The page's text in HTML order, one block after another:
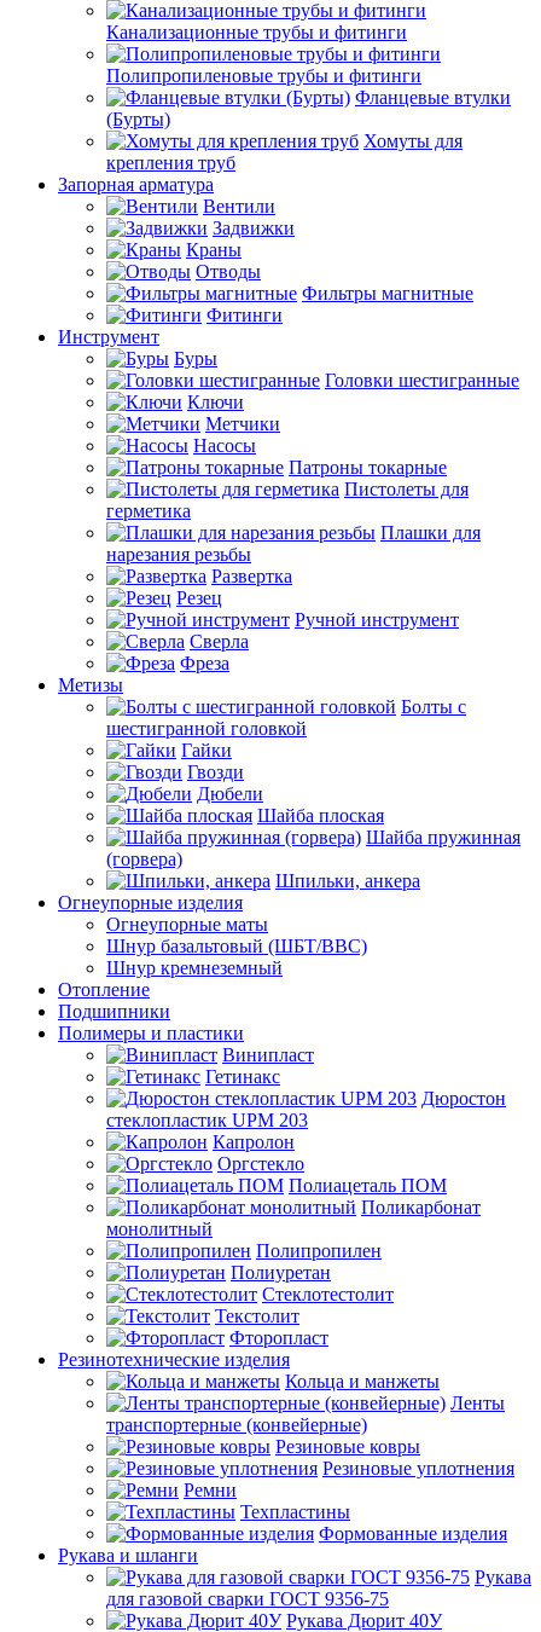
Канализационные трубы и фитинги
Полипропиленовые трубы и фитинги
Фланцевые втулки
(Бурты)
Хомуты для
крепления труб
Запорная арматура
Вентили
Задвижки
Краны
Отводы
Фильтры магнитные
Фитинги
Инструмент
Буры
Головки шестигранные
Ключи
Метчики
Насосы
Патроны токарные
Пистолеты для
герметика
Плашки для
нарезания резьбы
Развертка
Резец
Ручной инструмент
Сверла
Фреза
Метизы
Болты с
шестигранной головкой
Гайки
Гвозди
Дюбели
Шайба плоская
Шайба пружинная
(горвера)
Шпильки, анкера
Огнеупорные изделия
Огнеупорные маты
Шнур базальтовый (ШБТ/ВВС)
Шнур кремнеземный
Отопление
Подшипники
Полимеры и пластики
Винипласт
Гетинакс
Дюростон
стеклопластик UPM 203
Капролон
Оргстекло
Полиацеталь ПОМ
Поликарбонат
монолитный
Полипропилен
Полиуретан
Стеклотестолит
Текстолит
Фторопласт
Резинотехнические изделия
Кольца и манжеты
Ленты
транспортерные (конвейерные)
Резиновые ковры
Резиновые уплотнения
Ремни
Техпластины
Формованные изделия
Рукава и шланги
Рукава
для газовой сварки ГОСТ 9356-75
Рукава Дюрит 40У